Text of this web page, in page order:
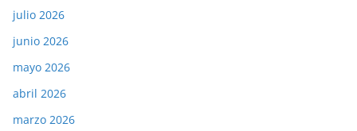
julio 2026
junio 2026
mayo 2026
abril 2026
marzo 2026